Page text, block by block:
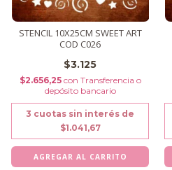
STENCIL 10X25CM SWEET ART
COD C026
$3.125
$2.656,25 con Transferencia o
depósito bancario
3 cuotas sin interés de
$1.041,67